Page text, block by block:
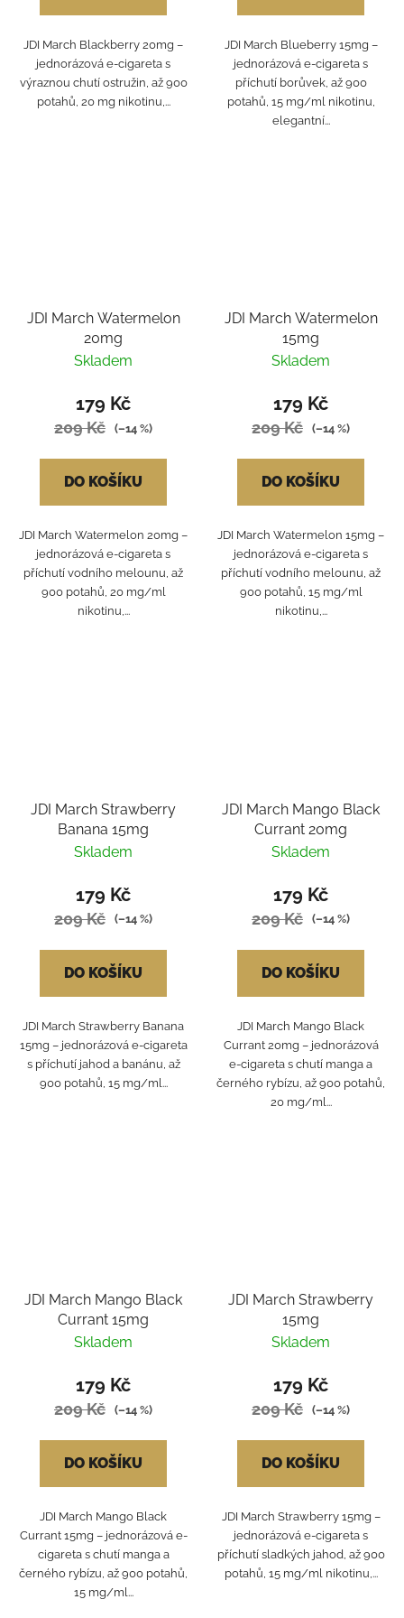
JDI March Blackberry 20mg –
jednorázová e-cigareta s
výraznou chutí ostružin, až 900
potahů, 20 mg nikotinu,...
JDI March Blueberry 15mg –
jednorázová e-cigareta s
příchutí borůvek, až 900
potahů, 15 mg/ml nikotinu,
elegantní...
JDI March Watermelon
20mg
Skladem
179 Kč
209 Kč (–14 %)
DO KOŠÍKU
JDI March Watermelon 20mg –
jednorázová e-cigareta s
příchutí vodního melounu, až
900 potahů, 20 mg/ml
nikotinu,...
JDI March Watermelon
15mg
Skladem
179 Kč
209 Kč (–14 %)
DO KOŠÍKU
JDI March Watermelon 15mg –
jednorázová e-cigareta s
příchutí vodního melounu, až
900 potahů, 15 mg/ml
nikotinu,...
JDI March Strawberry
Banana 15mg
Skladem
179 Kč
209 Kč (–14 %)
DO KOŠÍKU
JDI March Strawberry Banana
15mg – jednorázová e-cigareta
s příchutí jahod a banánu, až
900 potahů, 15 mg/ml...
JDI March Mango Black
Currant 20mg
Skladem
179 Kč
209 Kč (–14 %)
DO KOŠÍKU
JDI March Mango Black
Currant 20mg – jednorázová
e-cigareta s chutí manga a
černého rybízu, až 900 potahů,
20 mg/ml...
JDI March Mango Black
Currant 15mg
Skladem
179 Kč
209 Kč (–14 %)
DO KOŠÍKU
JDI March Mango Black
Currant 15mg – jednorázová e-
cigareta s chutí manga a
černého rybízu, až 900 potahů,
15 mg/ml...
JDI March Strawberry
15mg
Skladem
179 Kč
209 Kč (–14 %)
DO KOŠÍKU
JDI March Strawberry 15mg –
jednorázová e-cigareta s
příchutí sladkých jahod, až 900
potahů, 15 mg/ml nikotinu,...